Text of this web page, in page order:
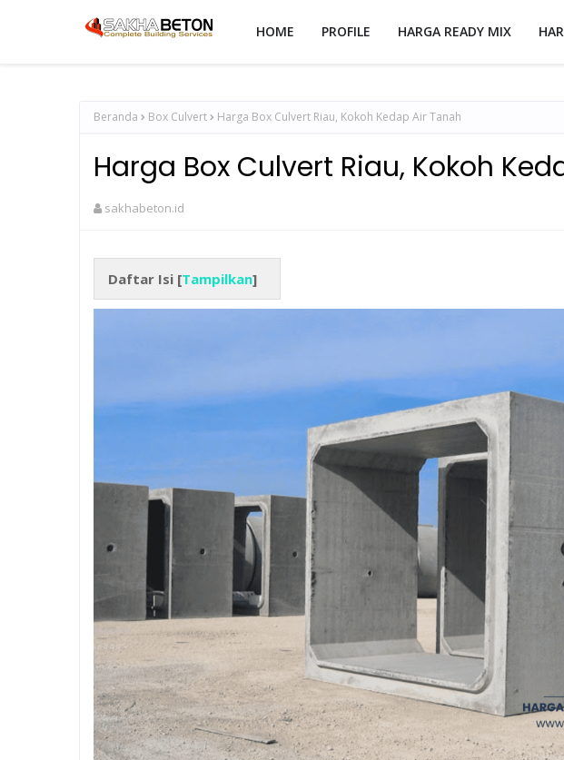
HOME PROFILE HARGA READY MIX
Beranda Box Culvert Harga Box Culvert Riau, Kokoh Kedap Air Tanah
Harga Box Culvert Riau, Kokoh
sakhabeton.id
Daftar Isi [Tampilkan]